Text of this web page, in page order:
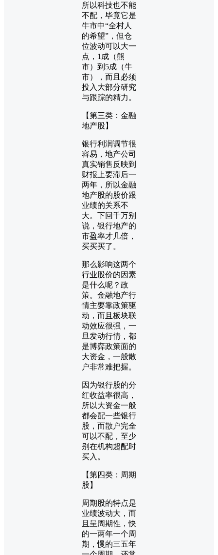
所以科技也不能
不配，毕竟它是
牛市中“全村人
的希望”，但仓
位波动可以大一
点，1成（熊
市）到5成（牛
市），而且必须
投入大部分研究
与跟踪的精力。
【第三类：金融
地产股】
银行利润调节很
容易，地产公司
真实销售反映到
财报上要滞后一
两年，所以金融
地产股的股价跟
业绩的关系不
大。下回千万别
说，银行地产的
市盈率才几倍，
买买买了。
那么影响这两个
行业股价的因素
是什么呢？政
策。金融地产行
情主要靠政策驱
动，而且板块联
动效应很强，一
旦发动行情，都
是博弈政策面的
大资金，一般散
户非常难把握。
因为银行股的分
红收益率很高，
所以大资金一般
都会配一些银行
股，而散户完全
可以不配，至少
别在机构超配时
买入。
【第四类：周期
股】
周期股的特点是
业绩波动大，而
且呈周期性，快
的一两年一个周
期，慢的三五年